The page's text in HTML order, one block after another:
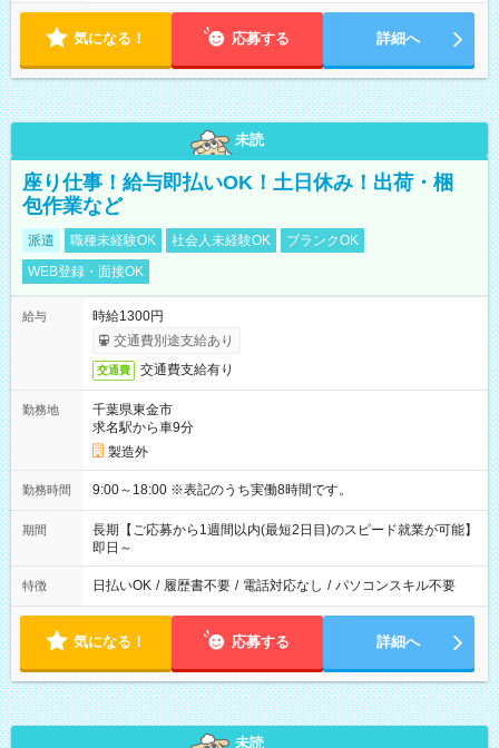
気になる！ 応募する 詳細へ
未読
座り仕事！給与即払いOK！土日休み！出荷・梱
包作業など
派遣 職種未経験OK 社会人未経験OK
ブランクOK
WEB登録・面接OK
給与
時給1300円
交通費別途支給あり
交通費 交通費支給有り
勤務地
千葉県東金市
求名駅から車9分
製造外
勤務時間 9:00～18:00 ※表記のうち実働8時間です。
期間
長期【ご応募から1週間以内(最短2日目)のスピード就業が可能】
即日～
特徴 日払いOK / 履歴書不要 / 電話対応なし / パソコンスキル不要
気になる！ 応募する 詳細へ
未読